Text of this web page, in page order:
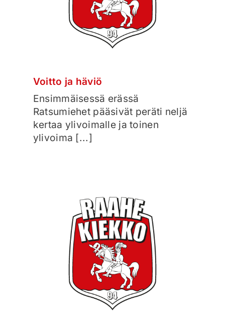
Voitto ja häviö
Ensimmäisessä erässä
Ratsumiehet pääsivät peräti neljä
kertaa ylivoimalle ja toinen
ylivoima [...]